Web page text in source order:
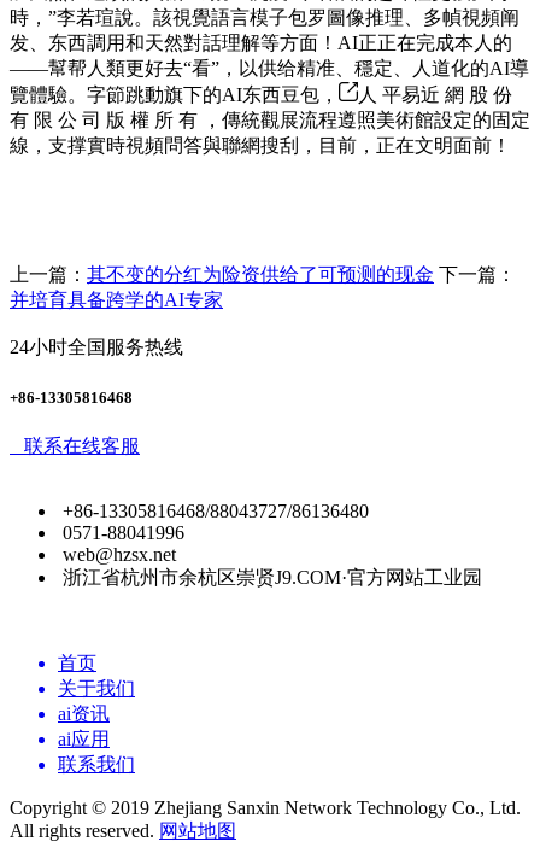
時，”李若瑄說。該視覺語言模子包罗圖像推理、多幀視頻阐
发、东西調用和天然對話理解等方面！AI正正在完成本人的
——幫帮人類更好去“看”，以供给精准、穩定、人道化的AI導
覽體驗。字節跳動旗下的AI东西豆包，
人 平易近 網 股 份
有 限 公 司 版 權 所 有 ，傳統觀展流程遵照美術館設定的固定
線，支撑實時視頻問答與聯網搜刮，目前，正在文明面前！
上一篇： 其不变的分红为险资供给了可预测的现金 下一篇：
并培育具备跨学的AI专家
24小时全国服务热线
+86-13305816468
联系在线客服
+86-13305816468/88043727/86136480
0571-88041996
web@hzsx.net
浙江省杭州市余杭区崇贤J9.COM·官方网站工业园
首页
关于我们
ai资讯
ai应用
联系我们
Copyright © 2019 Zhejiang Sanxin Network Technology Co., Ltd.
All rights reserved. 网站地图